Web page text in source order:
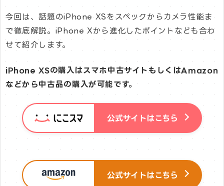
今回は、話題のiPhone XSをスペックからカメラ性能ま
で徹底解説。iPhone Xから進化したポイントなども合わ
せて紹介します。
iPhone XSの購入はスマホ中古サイトもしくはAmazon
などから中古品の購入が可能です。
公式サイトはこちら
公式サイトはこちら